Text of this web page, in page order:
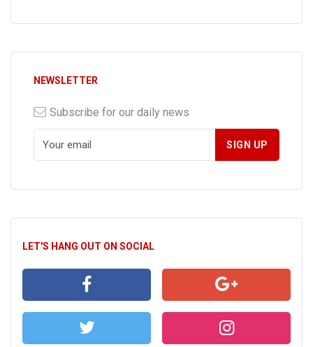
NEWSLETTER
Subscribe for our daily news
LET'S HANG OUT ON SOCIAL